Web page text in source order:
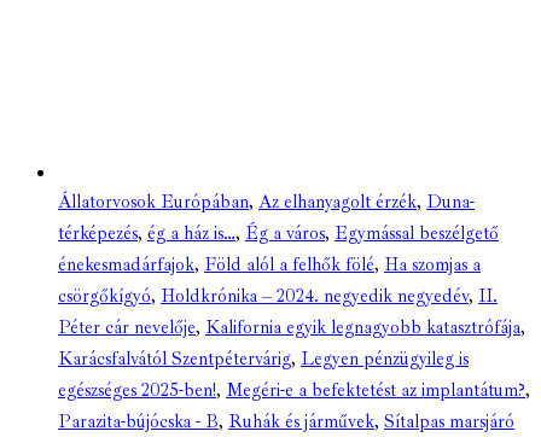
Állatorvosok Európában, Az elhanyagolt érzék, Duna-
térképezés, ég a ház is…, Ég a város, Egymással beszélgető
énekesmadárfajok, Föld alól a felhők fölé, Ha szomjas a
csörgőkígyó, Holdkrónika – 2024. negyedik negyedév, II.
Péter cár nevelője, Kalifornia egyik legnagyobb katasztrófája,
Karácsfalvától Szentpétervárig, Legyen pénzügyileg is
egészséges 2025-ben!, Megéri-e a befektetést az implantátum?,
Parazita-bújócska - B, Ruhák és járművek, Sítalpas marsjáró